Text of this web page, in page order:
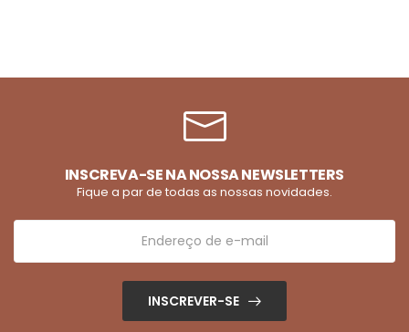
INSCREVA-SE NA NOSSA NEWSLETTERS
Fique a par de todas as nossas novidades.
INSCREVER-SE